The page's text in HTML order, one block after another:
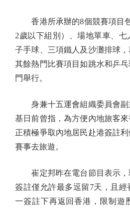
香港所承辦的8個競賽項目
2歲以下組別）、場地單車、
子手球、三項鐵人及沙灘排球，
其餘熱門比賽項目如跳水和乒
門舉行。
身兼十五運會組織委員會副
基日前曾指，為方便內地旅客來
正積極爭取內地居民赴港簽註
賽事去旅遊。
崔定邦昨在電台節目表示，
簽註僅允許最多逗留7天，且經
一簽註下再返回香港，限制遊